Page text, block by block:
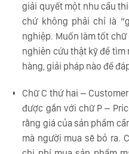
giải quyết một nhu cầu
chứ không phải chỉ là
nghiệp. Muốn làm tốt
nghiên cứu thật kỹ để tìm
hàng, giải pháp nào để
Chữ C thứ hai –
được gắn với chữ P –
rằng giá của sản phẩm
mà người mua sẽ bỏ ra.